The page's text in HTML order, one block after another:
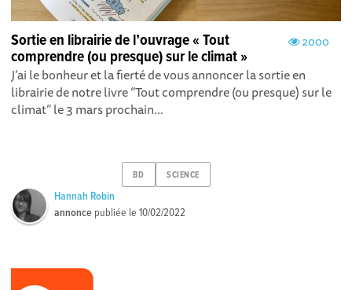
2000
Sortie en librairie de l’ouvrage « Tout
comprendre (ou presque) sur le climat »
J’ai le bonheur et la fierté de vous annoncer la sortie en
librairie de notre livre “Tout comprendre (ou presque) sur le
climat” le 3 mars prochain...
BD SCIENCE
Hannah Robin
annonce publiée le10/02/2022